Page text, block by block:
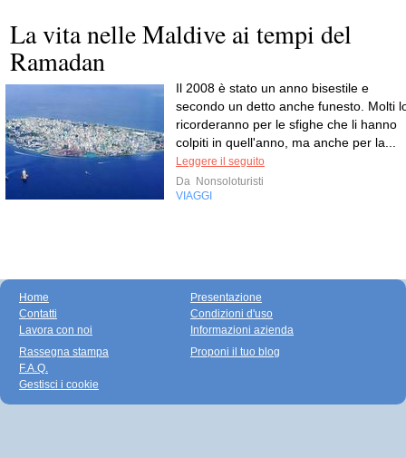
La vita nelle Maldive ai tempi del
Ramadan
Il 2008 è stato un anno bisestile e
secondo un detto anche funesto. Molti
ricorderanno per le sfighe che li hanno
colpiti in quell'anno, ma anche per la...
Leggere il seguito
Da Nonsoloturisti
VIAGGI
Home
Contatti
Lavora con noi
Presentazione
Condizioni d'uso
Informazioni azienda
Rassegna stampa
F.A.Q.
Gestisci i cookie
Proponi il tuo blog